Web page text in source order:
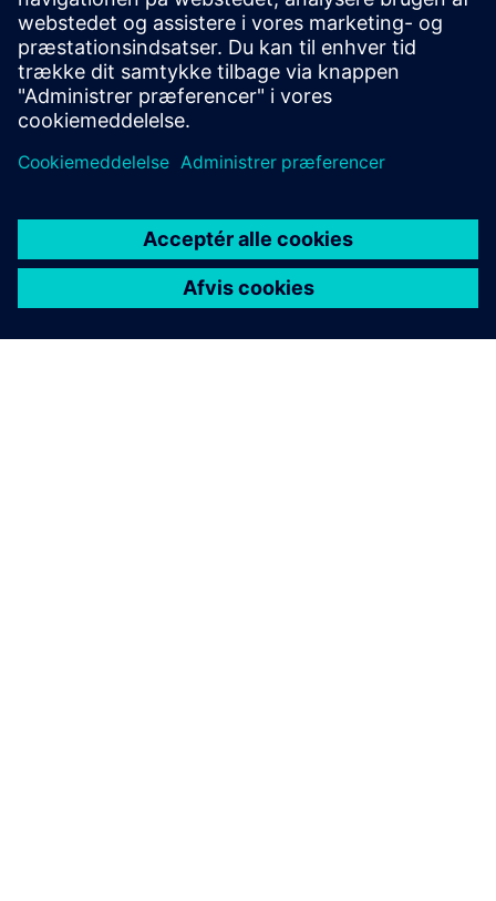
visualiseringer, analytiske dashboards og rapporter til at
evaluere og optimere pladsudnyttelsen
Få mere at vide